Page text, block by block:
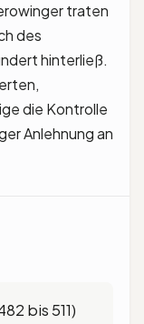
traten
des
hinterließ.
die Kontrolle
Anlehnung an
bis 511)